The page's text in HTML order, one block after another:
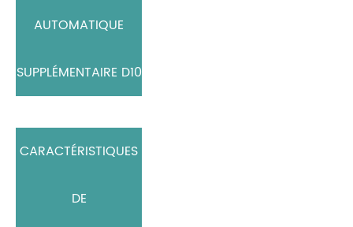
AUTOMATIQUE
SUPPLÉMENTAIRE D10
CARACTÉRISTIQUES
DE